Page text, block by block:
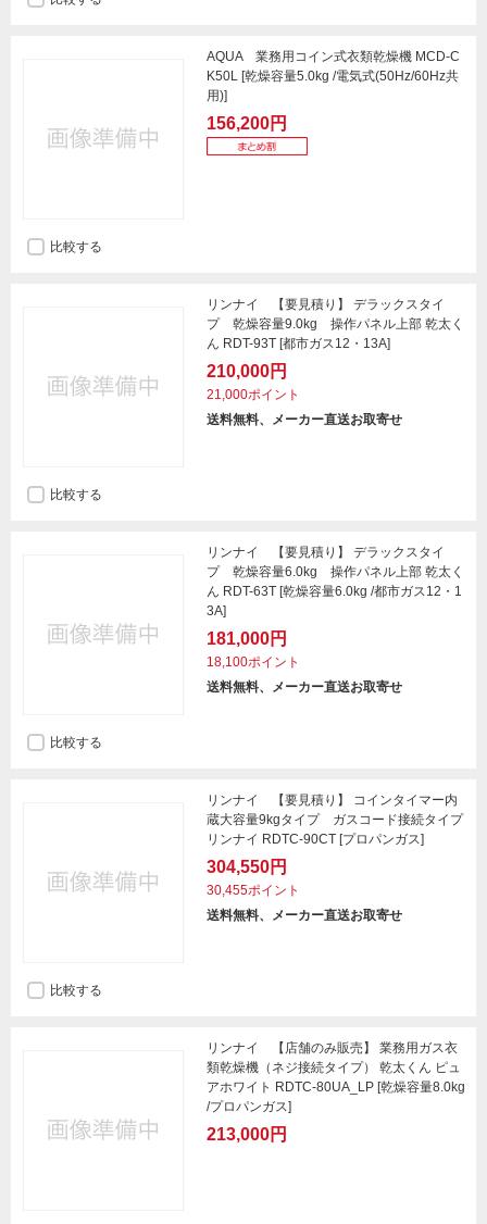
AQUA 業務用コイン式衣類乾燥機 MCD-C
K50L [乾燥容量5.0kg /電気式(50Hz/60Hz共
用)]
156,200円
比較する
リンナイ 【要見積り】 デラックスタイ
プ 乾燥容量9.0kg 操作パネル上部 乾太く
ん RDT-93T [都市ガス12・13A]
210,000円
21,000ポイント
送料無料、メーカー直送お取寄せ
比較する
リンナイ 【要見積り】 デラックスタイ
プ 乾燥容量6.0kg 操作パネル上部 乾太く
ん RDT-63T [乾燥容量6.0kg /都市ガス12・1
3A]
181,000円
18,100ポイント
送料無料、メーカー直送お取寄せ
比較する
リンナイ 【要見積り】 コインタイマー内
蔵大容量9kgタイプ ガスコード接続タイプ
リンナイ RDTC-90CT [プロパンガス]
304,550円
30,455ポイント
送料無料、メーカー直送お取寄せ
比較する
リンナイ 【店舗のみ販売】 業務用ガス衣
類乾燥機（ネジ接続タイプ） 乾太くん ピュ
アホワイト RDTC-80UA_LP [乾燥容量8.0kg
/プロパンガス]
213,000円